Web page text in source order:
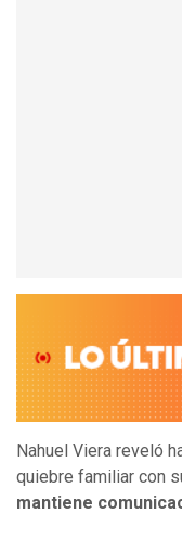
Nahuel Viera reveló
quiebre familiar con
mantiene